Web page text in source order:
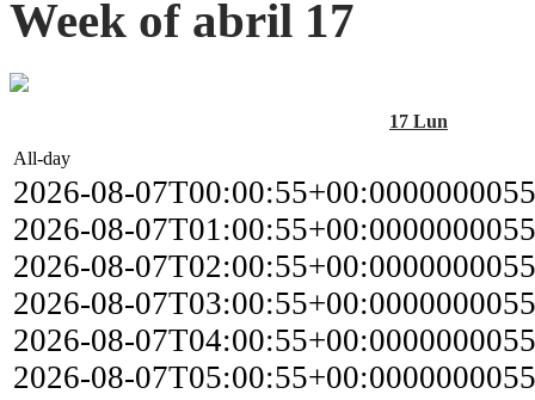
Week of abril 17
17 Lun
All-day
2026-08-
2026-08-
2026-08-
2026-08-
2026-08-
2026-08-